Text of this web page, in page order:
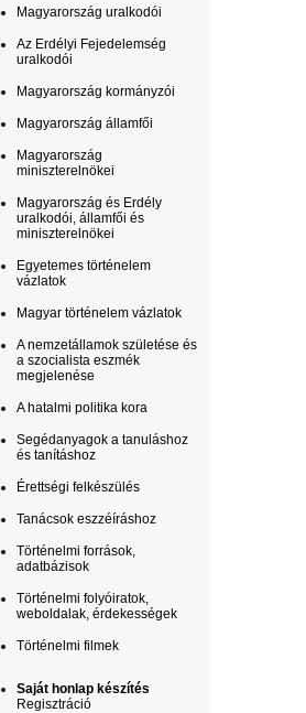
Magyarország uralkodói
Az Erdélyi Fejedelemség
uralkodói
Magyarország kormányzói
Magyarország államfői
Magyarország
miniszterelnökei
Magyarország és Erdély
uralkodói, államfői és
miniszterelnökei
Egyetemes történelem
vázlatok
Magyar történelem vázlatok
A nemzetállamok születése és
a szocialista eszmék
megjelenése
A hatalmi politika kora
Segédanyagok a tanuláshoz
és tanításhoz
Érettségi felkészülés
Tanácsok eszzéíráshoz
Történelmi források,
adatbázisok
Történelmi folyóiratok,
weboldalak, érdekességek
Történelmi filmek
Saját honlap készítés
Regisztráció